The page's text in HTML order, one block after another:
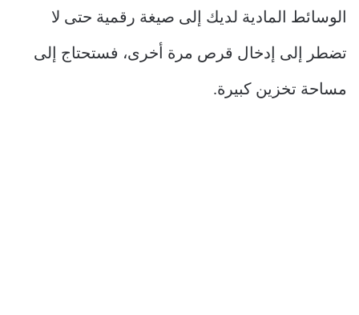
الوسائط المادية لديك إلى صيغة رقمية حتى لا
تضطر إلى إدخال قرص مرة أخرى، فستحتاج إلى
مساحة تخزين كبيرة.